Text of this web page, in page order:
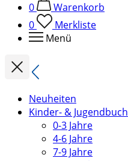
0
Warenkorb
0
Merkliste
Menü
Neuheiten
Kinder- & Jugendbuch
0-3 Jahre
4-6 Jahre
7-9 Jahre